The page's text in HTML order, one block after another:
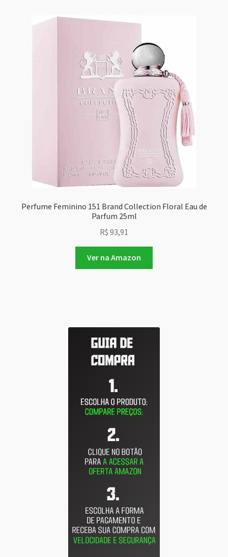
Perfume Feminino 151 Brand Collection Floral Eau de
Parfum 25ml
R$ 93,91
Ver na Amazon